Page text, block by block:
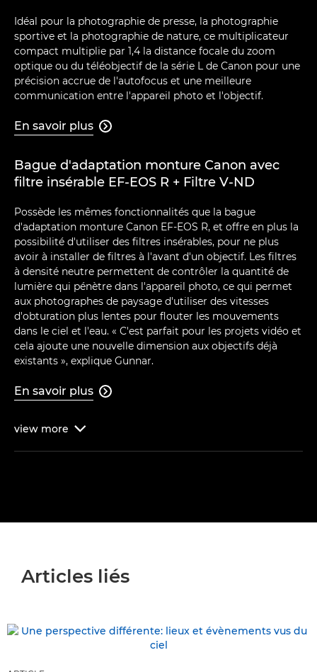
Idéal pour la photographie de presse, la photographie
sportive et la photographie de nature, ce multiplicateur
compact multiplie par 1,4 la distance focale du zoom
optique ou du téléobjectif de la série L de Canon pour une
précision accrue de l'autofocus et une meilleure
communication entre l'appareil photo et l'objectif.
En savoir plus 
Bague d'adaptation monture Canon avec
filtre insérable EF-EOS R + Filtre V-ND
Possède les mêmes fonctionnalités que la bague
d'adaptation monture Canon EF-EOS R, et offre en plus la
possibilité d'utiliser des filtres insérables, pour ne plus
avoir à installer de filtres à l'avant d'un objectif. Les filtres
à densité neutre permettent de contrôler la quantité de
lumière qui pénètre dans l'appareil photo, ce qui permet
aux photographes de paysage d'utiliser des vitesses
d'obturation plus lentes pour flouter les mouvements
dans le ciel et l'eau. « C'est parfait pour les projets vidéo et
cela ajoute une nouvelle dimension aux objectifs déjà
existants », explique Gunnar.
En savoir plus 
view more 
Articles liés